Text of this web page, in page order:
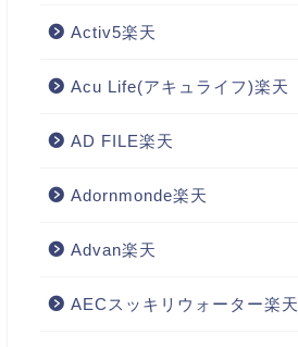
Activ5楽天
Acu Life(アキュライフ)楽天
AD FILE楽天
Adornmonde楽天
Advan楽天
AECスッキリウォーター楽天